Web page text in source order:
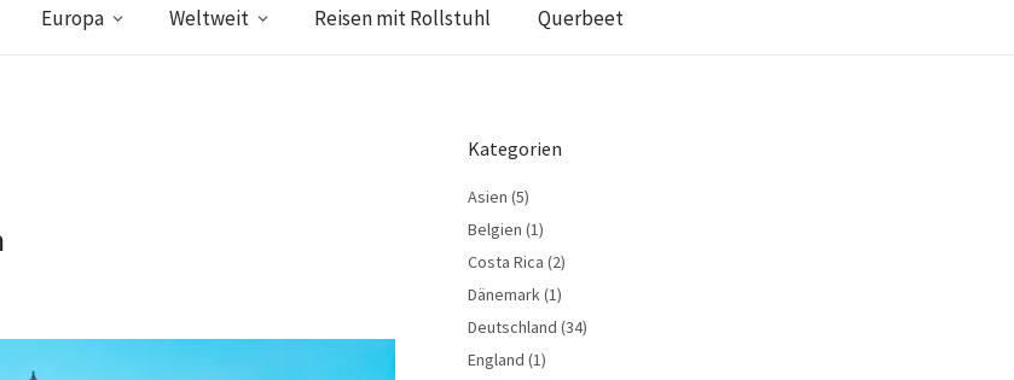
Europa Weltweit Reisen mit Rollstuhl Querbeet
Kategorien
Asien (5)
Belgien (1)
Costa Rica (2)
Dänemark(1)
Deutschland (34)
England (1)